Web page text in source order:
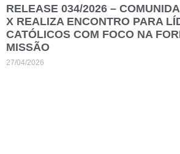
RELEASE 034/2026 –
X REALIZA ENCONTRO PARA
CATÓLICOS COM FOCO NA
MISSÃO
27/04/2026